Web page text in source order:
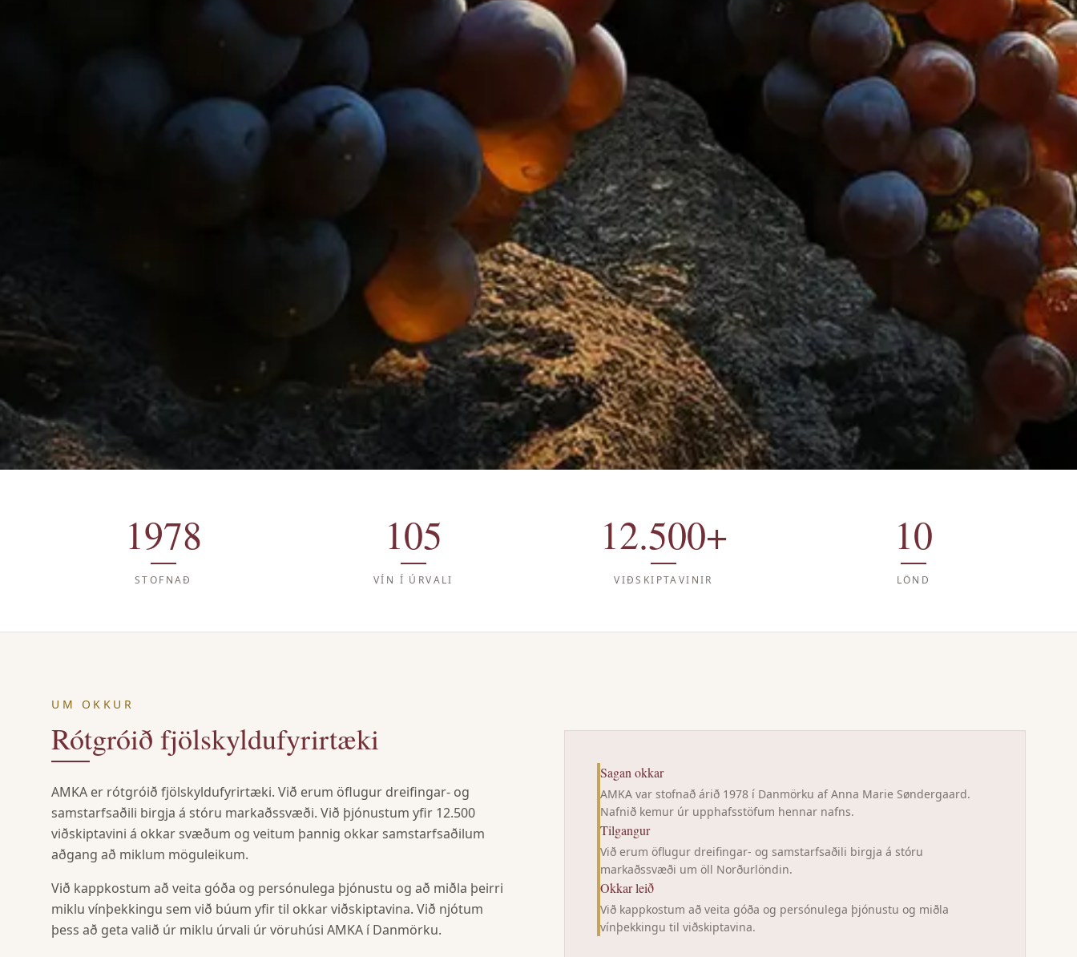
1978
STOFNAÐ
105
VÍN Í ÚRVALI
12.500+
VIÐSKIPTAVINIR
10
LÖND
UM OKKUR
Rótgróið fjölskyldufyrirtæki
AMKA er rótgróið fjölskyldufyrirtæki. Við erum öflugur dreifingar- og
samstarfsaðili birgja á stóru markaðssvæði. Við þjónustum yfir 12.500
viðskiptavini á okkar svæðum og veitum þannig okkar samstarfsaðilum
aðgang að miklum möguleikum.
Við kappkostum að veita góða og persónulega þjónustu og að miðla þeirri
miklu vínþekkingu sem við búum yfir til okkar viðskiptavina. Við njótum
þess að geta valið úr miklu úrvali úr vöruhúsi AMKA í Danmörku.
Sagan okkar
AMKA var stofnað árið 1978 í Danmörku af Anna Marie Søndergaard.
Nafnið kemur úr upphafsstöfum hennar nafns.
Tilgangur
Við erum öflugur dreifingar- og samstarfsaðili birgja á stóru
markaðssvæði um öll Norðurlöndin.
Okkar leið
Við kappkostum að veita góða og persónulega þjónustu og miðla
vínþekkingu til viðskiptavina.